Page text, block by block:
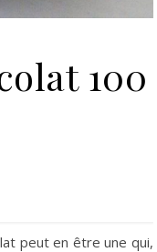
100
peut en être une qui,